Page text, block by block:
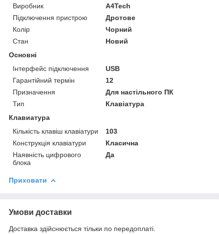
Виробник
A4Tech
Підключення пристрою
Дротове
Колір
Чорний
Стан
Новий
Основні
Інтерфейс підключення
USB
Гарантійний термін
12
Призначення
Для настільного ПК
Тип
Клавіатура
Клавиатура
Кількість клавіш клавіатури
103
Конструкція клавіатури
Класична
Наявність цифрового
блока
Да
Приховати
Умови доставки
Доставка здійснюється тільки по передоплаті.